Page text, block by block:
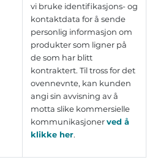
vi bruke identifikasjons- og
kontaktdata for å sende
personlig informasjon om
produkter som ligner på
de som har blitt
kontraktert. Til tross for det
ovennevnte, kan kunden
angi sin avvisning av å
motta slike kommersielle
kommunikasjonerved å
klikke her.